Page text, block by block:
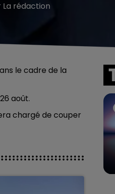
La rédaction
le cadre de la
août.
chargé de couper